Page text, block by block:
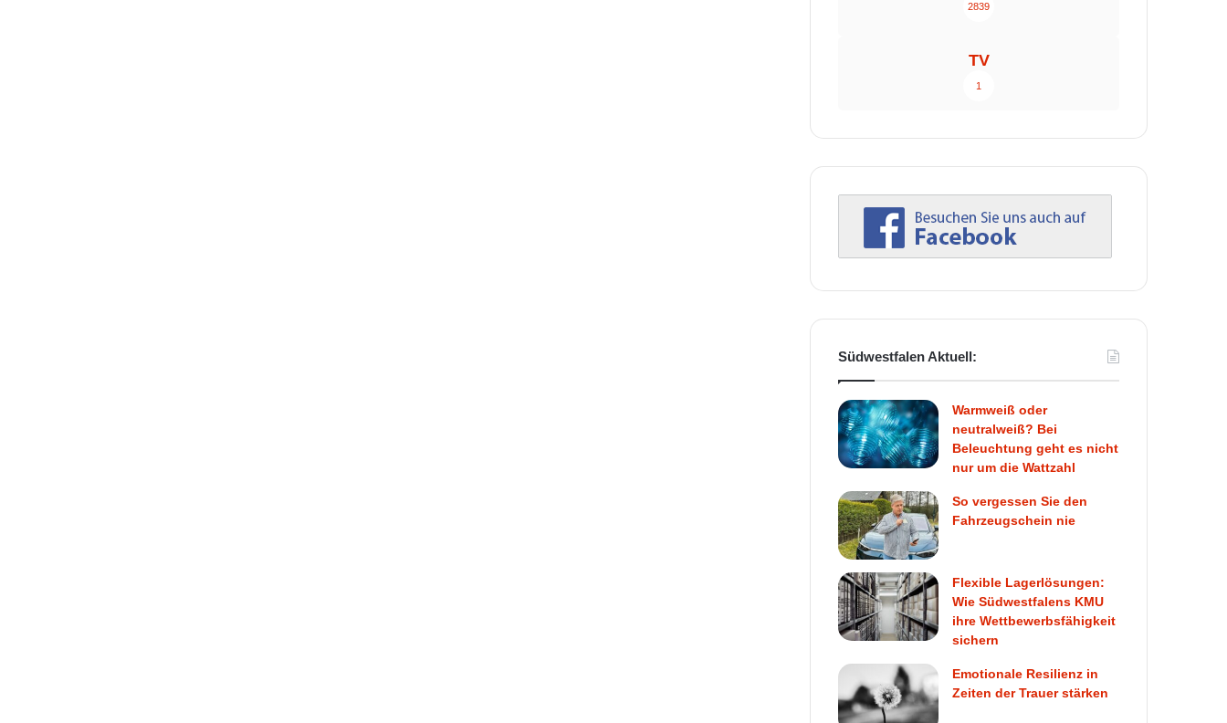
2839
TV
1
Südwestfalen Aktuell:
Warmweiß oder
neutralweiß? Bei
Beleuchtung geht es nicht
nur um die Wattzahl
So vergessen Sie den
Fahrzeugschein nie
Flexible Lagerlösungen:
Wie Südwestfalens KMU
ihre Wettbewerbsfähigkeit
sichern
Emotionale Resilienz in
Zeiten der Trauer stärken